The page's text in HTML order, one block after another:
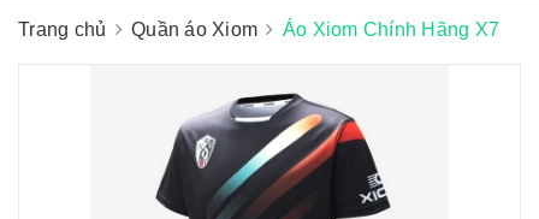
Trang chủ Quần áo Xiom Áo Xiom Chính Hãng X7